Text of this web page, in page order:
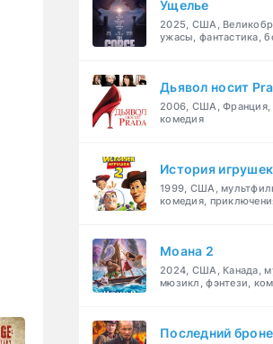
Ущелье
2025, США,
ужасы, фантастика,
Дьявол носит
2006, США, Франция,
комедия
История
1999, США,
комедия,
Моана 2
2024, США, Канада,
мюзикл, фэнтези,
Последний